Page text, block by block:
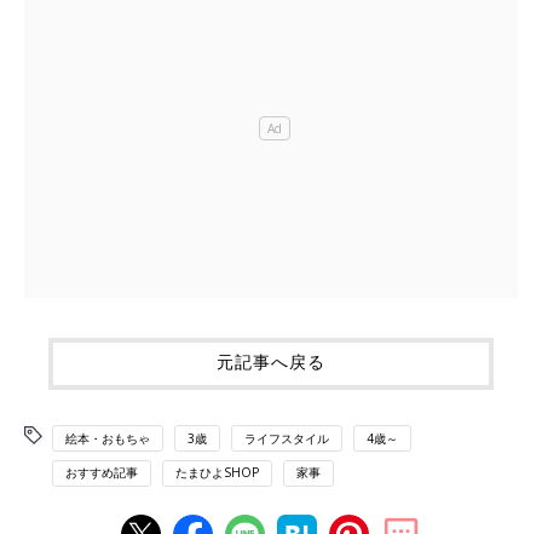
元記事へ戻る
絵本・おもちゃ 3歳 ライフスタイル 4歳～
おすすめ記事 たまひよSHOP 家事